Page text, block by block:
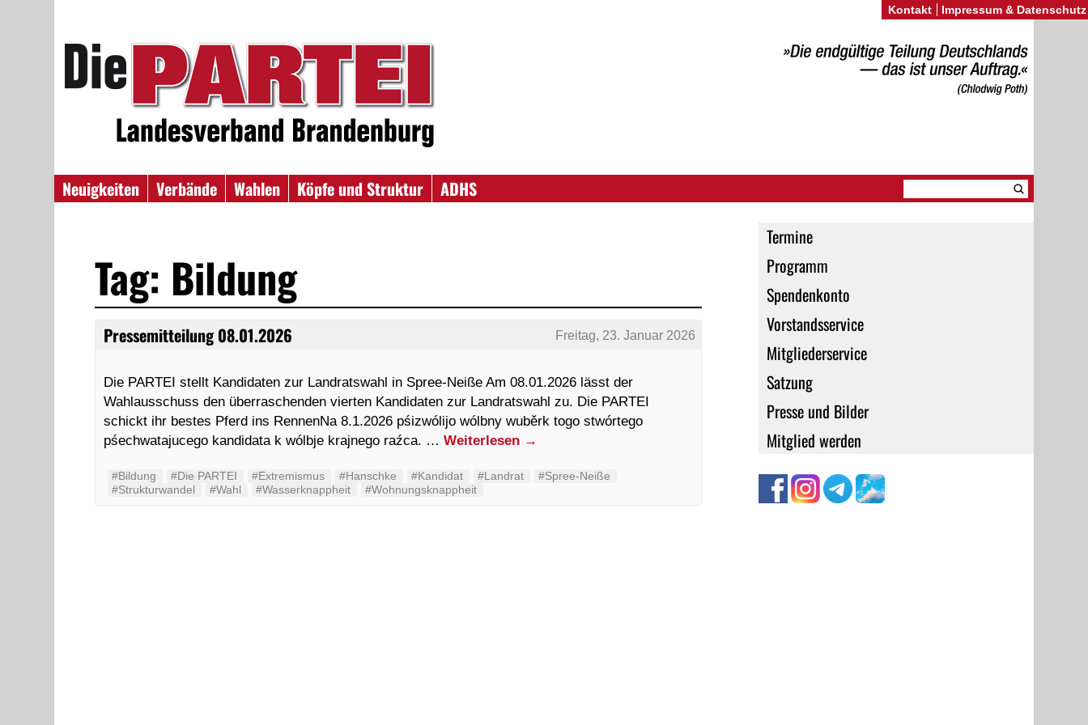
Neuigkeiten Verbände Wahlen Köpfe und Struktur
ADHS
Termine
Programm
Spendenkonto
Vorstandsservice
Mitgliederservice
Satzung
Presse und Bilder
Mitglied werden
Tag: Bildung
Pressemitteilung 08.01.2026 Freitag, 23. Januar 2026
Die PARTEI stellt Kandidaten zur Landratswahl in Spree-Neiße Am 08.01.2026 lässt der
Wahlausschuss den überraschenden vierten Kandidaten zur Landratswahl zu. Die PARTEI
schickt ihr bestes Pferd ins RennenNa 8.1.2026 pśizwólijo wólbny wuběrk togo stwórtego
pśechwatajucego kandidata k wólbje krajnego raźca. …Weiterlesen →
#Bildung #Die PARTEI #Extremismus #Hanschke #Kandidat #Landrat
#Spree-Neiße
#Strukturwandel
#Wahl #Wasserknappheit #Wohnungsknappheit
Kontakt Impressum & Datenschutz